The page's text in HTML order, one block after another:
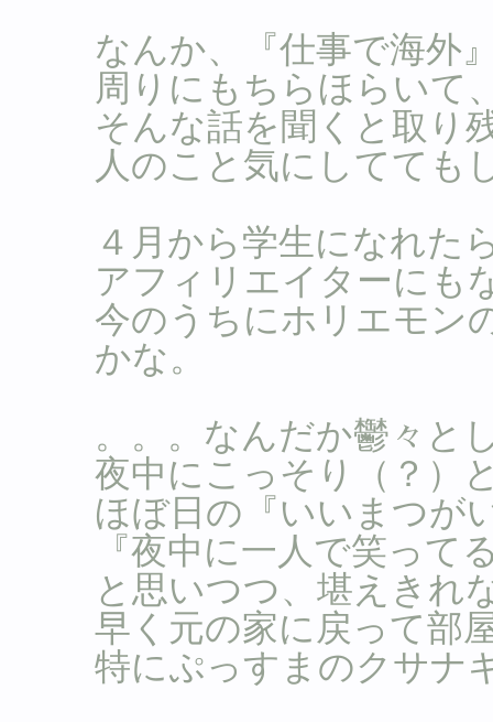
なんか、『仕事で海外
周りにもちらほらいて
そんな話を聞くと取り
人のこと気にしてても
４月から学生になれた
アフィリエイターにも
今のうちにホリエモン
かな。
。。。なんだか鬱々と
夜中にこっそり（？）
ほぼ日の『いいまつが
『夜中に一人で笑って
と思いつつ、堪えきれ
早く元の家に戻って部
特にぷっすまのクサナ